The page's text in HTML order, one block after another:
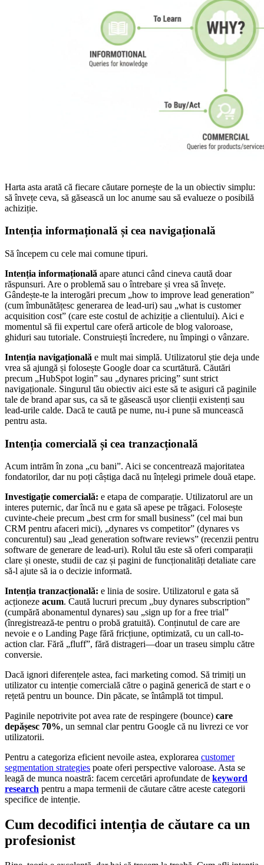
Harta asta arată că fiecare căutare pornește de la un obiectiv simplu:
să învețe ceva, să găsească un loc anume sau să evalueze o posibilă
achiziție.
Intenția informațională și cea navigațională
Să începem cu cele mai comune tipuri.
Intenția informațională apare atunci când cineva caută doar
răspunsuri. Are o problemă sau o întrebare și vrea să învețe.
Gândește-te la interogări precum „how to improve lead generation”
(cum îmbunătățesc generarea de lead-uri) sau „what is customer
acquisition cost” (care este costul de achiziție a clientului). Aici e
momentul să fii expertul care oferă articole de blog valoroase,
ghiduri sau tutoriale. Construiești încredere, nu împingi o vânzare.
Intenția navigațională e mult mai simplă. Utilizatorul știe deja unde
vrea să ajungă și folosește Google doar ca scurtătură. Căutări
precum „HubSpot login” sau „dynares pricing” sunt strict
navigaționale. Singurul tău obiectiv aici este să te asiguri că paginile
tale de brand apar sus, ca să te găsească ușor clienții existenți sau
lead-urile calde. Dacă te caută pe nume, nu-i pune să muncească
pentru asta.
Intenția comercială și cea tranzacțională
Acum intrăm în zona „cu bani”. Aici se concentrează majoritatea
fondatorilor, dar nu poți câștiga dacă nu înțelegi primele două etape.
Investigație comercială: e etapa de comparație. Utilizatorul are un
interes puternic, dar încă nu e gata să apese pe trăgaci. Folosește
cuvinte-cheie precum „best crm for small business” (cel mai bun
CRM pentru afaceri mici), „dynares vs competitor” (dynares vs
concurentul) sau „lead generation software reviews” (recenzii pentru
software de generare de lead-uri). Rolul tău este să oferi comparații
clare și oneste, studii de caz și pagini de funcționalități detaliate care
să-l ajute să ia o decizie informată.
Intenția tranzacțională: e linia de sosire. Utilizatorul e gata să
acționeze acum. Caută lucruri precum „buy dynares subscription”
(cumpără abonamentul dynares) sau „sign up for a free trial”
(înregistrează-te pentru o probă gratuită). Conținutul de care are
nevoie e o Landing Page fără fricțiune, optimizată, cu un call-to-
action clar. Fără „fluff”, fără distrageri—doar un traseu simplu către
conversie.
Dacă ignori diferențele astea, faci marketing comod. Să trimiți un
utilizator cu intenție comercială către o pagină generică de start e o
rețetă pentru un bounce. Din păcate, se întâmplă tot timpul.
Paginile nepotrivite pot avea rate de respingere (bounce) care
depășesc 70%, un semnal clar pentru Google că nu livrezi ce vor
utilizatorii.
Pentru a categoriza eficient nevoile astea, explorarea customer
segmentation strategies poate oferi perspective valoroase. Asta se
leagă de munca noastră: facem cercetări aprofundate de keyword
research pentru a mapa termenii de căutare către aceste categorii
specifice de intenție.
Cum decodifici intenția de căutare ca un
profesionist